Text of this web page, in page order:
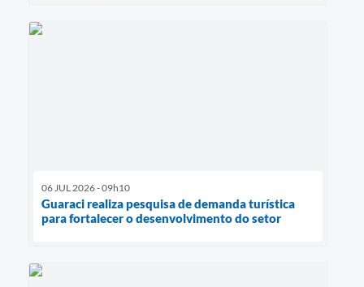
06 JUL 2026 - 09h10
Guaraci realiza pesquisa de demanda turística
para fortalecer o desenvolvimento do setor